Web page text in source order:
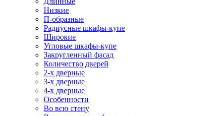
Низкие
П-образные
Радиусные шкафы-купе
Широкие
Угловые шкафы-купе
Закругленный фасад
Количество дверей
2-х дверные
3-х дверные
4-х дверные
Особенности
Во всю стену